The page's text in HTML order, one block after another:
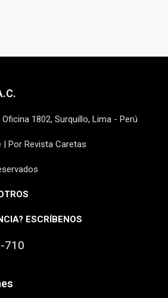
Oficina 1802, Surquillo, Lima - Perú
Por Revista Caretas
ESCRÍBENOS
710